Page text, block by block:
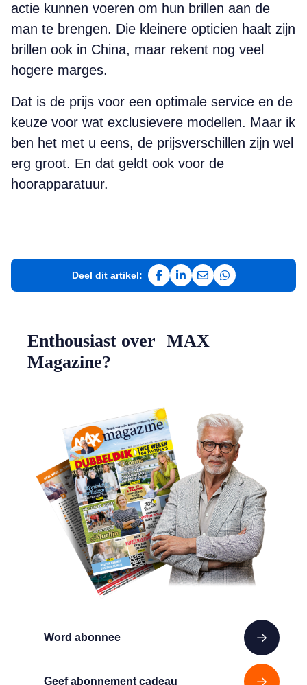
actie kunnen voeren om hun brillen aan de
man te brengen. Die kleinere opticien haalt zijn
brillen ook in China, maar rekent nog veel
hogere marges.
Dat is de prijs voor een optimale service en de
keuze voor wat exclusievere modellen. Maar ik
ben het met u eens, de prijsverschillen zijn wel
erg groot. En dat geldt ook voor de
hoorapparatuur.
Deel dit artikel:
Deel op Facebook
Deel op LinkedIn
Deel via e-mail
Deel via
Word abonnee
Geef abonnement cadeau
Enthousiast over MAX
Magazine?